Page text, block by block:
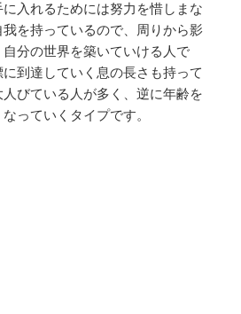
入れるためには努力を惜しまな
を持っているので、周りから影
分の世界を築いていける人で
到達していく息の長さも持って
びている人が多く、逆に年齢を
っていくタイプです。